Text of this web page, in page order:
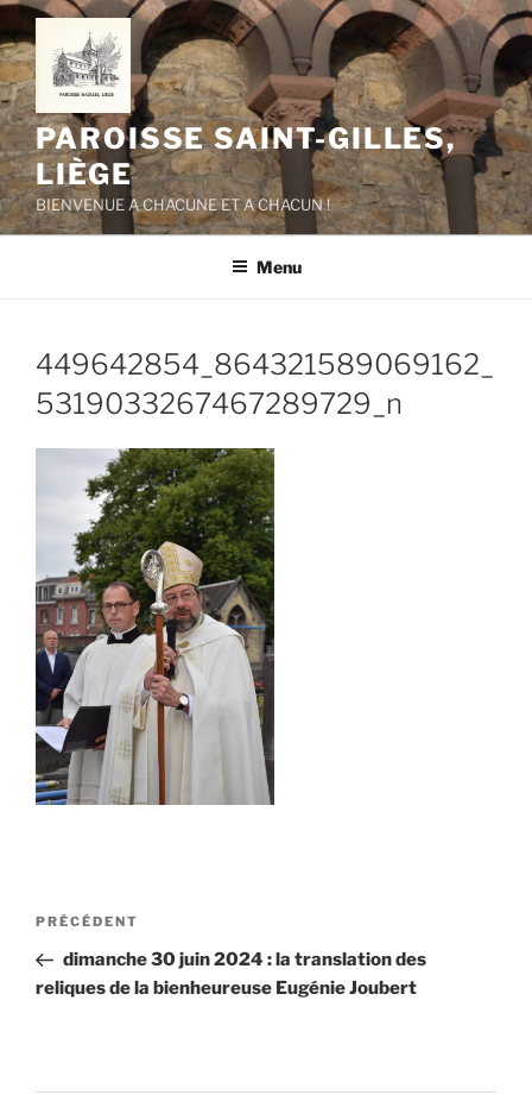
Aller
au
contenu
principal
PAROISSE SAINT-GILLES,
LIÈGE
BIENVENUE A CHACUNE ET A CHACUN !
Menu
449642854_864321589069162_
5319033267467289729_n
Navigation
l’article
Article
précédent
PRÉCÉDENT
dimanche 30 juin 2024 : la translation des
reliques de la bienheureuse Eugénie Joubert